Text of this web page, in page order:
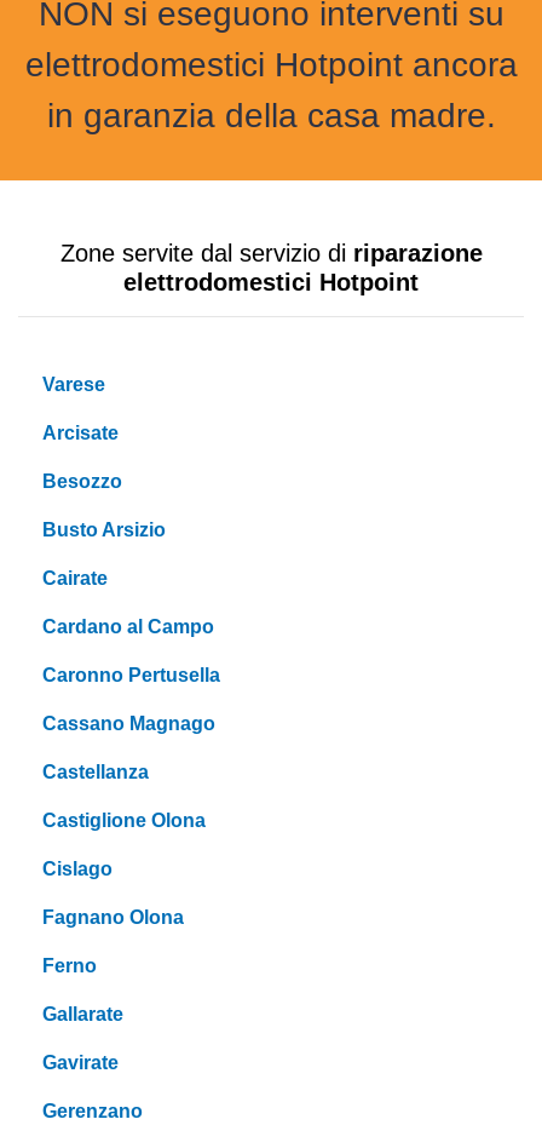
NON si eseguono interventi su
elettrodomestici Hotpoint ancora
in garanzia della casa madre.
Zone servite dal servizio di riparazione
elettrodomestici Hotpoint
Varese
Arcisate
Besozzo
Busto Arsizio
Cairate
Cardano al Campo
Caronno Pertusella
Cassano Magnago
Castellanza
Castiglione Olona
Cislago
Fagnano Olona
Ferno
Gallarate
Gavirate
Gerenzano